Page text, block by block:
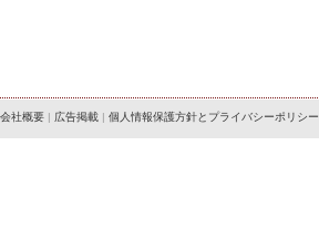
会社概要 | 広告掲載 | 個人情報保護方針とプライバシーポリシー